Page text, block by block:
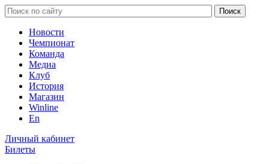
Новости
Чемпионат
Команда
Медиа
Клуб
История
Магазин
Winline
En
Личный кабинет
Билеты